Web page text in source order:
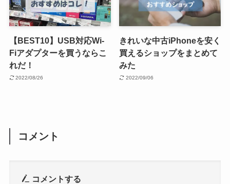
【BEST10】USB対応Wi-
Fiアダプターを買うならこ
れだ！
2022/08/26
きれいな中古iPhoneを安く
買えるショップをまとめて
みた
2022/09/06
コメント
コメントする